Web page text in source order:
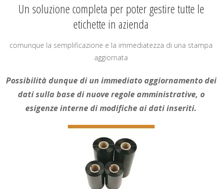
Un soluzione completa per poter gestire tutte le
etichette in azienda
comunque la semplificazione e la immediatezza di una stampa
aggiornata
Possibilità dunque di un immediato aggiornamento dei
dati sulla base di nuove regole amministrative, o
esigenze interne di modifiche ai dati inseriti.